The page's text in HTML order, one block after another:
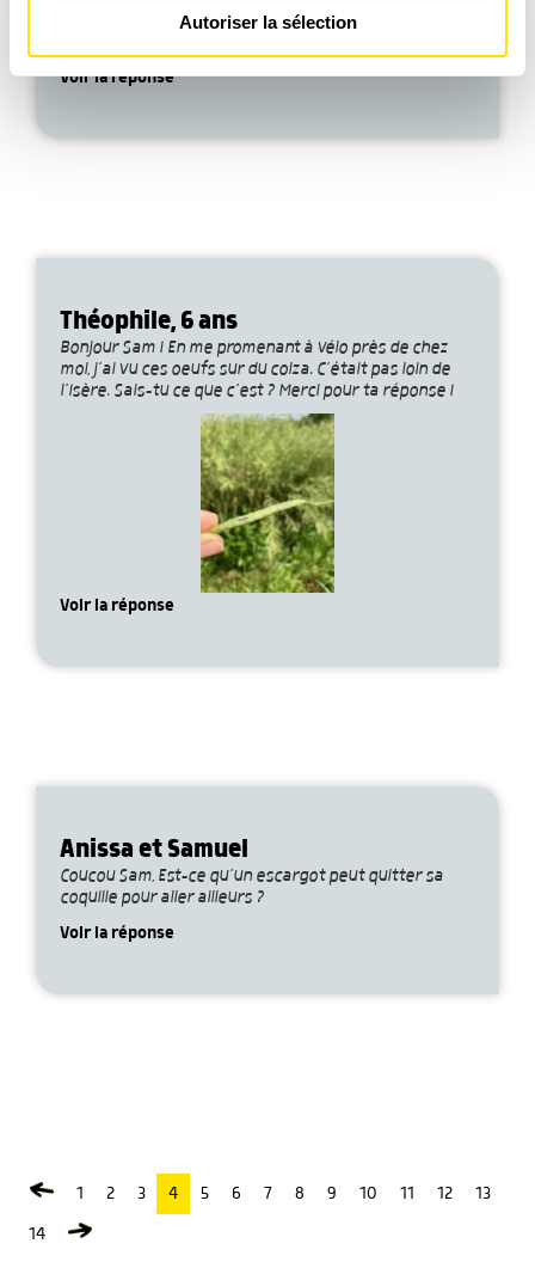
et les annonces, d'offrir des fonctionnalités relatives aux
médias sociaux et d'analyser notre trafic. Nous
notre site avec nos partenaires de médias sociaux, de
avec d'autres informations que vous leur avez fournies
Autoriser la sélection
Bonjour Sam. Je voulais savoir où sont les oreilles des
Voir la réponse
Théophile, 6 ans
Bonjour Sam ! En me promenant à vélo près de chez
moi, j’ai vu ces oeufs sur du colza. C’était pas loin de
l’Isère. Sais-tu ce que c’est ? Merci pour ta réponse !
Voir la réponse
Anissa et Samuel
Coucou Sam, Est-ce qu’un escargot peut quitter sa
coquille pour aller ailleurs ?
Voir la réponse
1 2 3 4 5 6 7 8 9 10 11 12 13
14